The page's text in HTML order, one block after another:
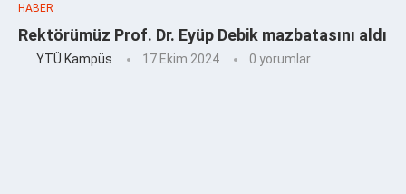
HABER
Rektörümüz Prof. Dr. Eyüp Debik mazbatasını aldı
YTÜ Kampüs 17 Ekim 2024 0 yorumlar